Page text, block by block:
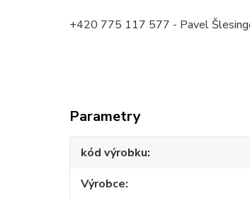
+420 775 117 577 - Pavel
Parametry
kód výrobku
Výrobce